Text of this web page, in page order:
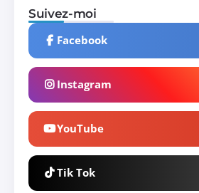
Suivez-moi
Facebook
Instagram
YouTube
Tik Tok